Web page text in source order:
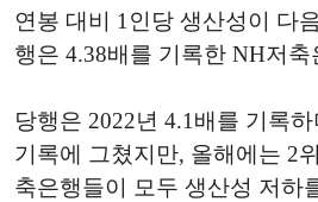
연봉 대비 1인당 생산성이 다
행은 4.38배를 기록한 NH저
당행은 2022년 4.1배를 기록
기록에 그쳤지만, 올해에는 2
축은행들이 모두 생산성 저하